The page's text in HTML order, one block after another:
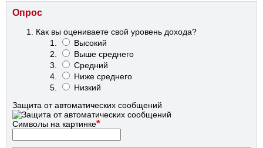
Опрос
Как вы оцениваете свой уровень дохода?
Высокий
Выше среднего
Средний
Ниже среднего
Низкий
Защита от автоматических сообщений
Символы на картинке*